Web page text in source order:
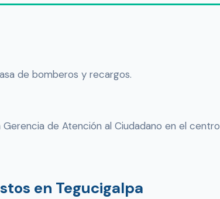
de bomberos y recargos.
de Atención al Ciudadano en el centro
en Tegucigalpa